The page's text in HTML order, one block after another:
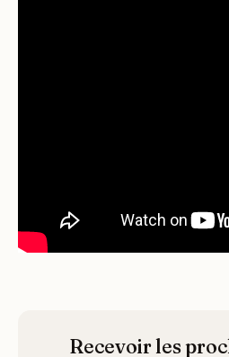
Recevoir les